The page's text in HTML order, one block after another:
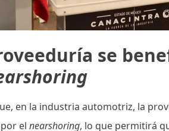
se
en la industria automotriz, la
por elnearshoring, lo que permitirá